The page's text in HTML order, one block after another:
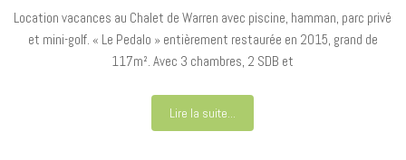
Location vacances au Chalet de Warren avec piscine, hamman, parc privé
et mini-golf. « Le Pedalo » entièrement restaurée en 2015, grand de
117m². Avec 3 chambres, 2 SDB et
Lire la suite...